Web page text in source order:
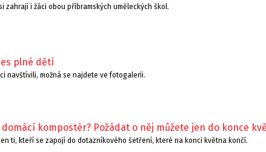
zahrají i žáci obou příbramských uměleckých škol.
plné dětí
navštívili, možná se najdete ve fotogalerii.
kompostér? Požádat o něj můžete jen do konce
ti, kteří se zapojí do dotazníkového šetření, které na konci května končí.